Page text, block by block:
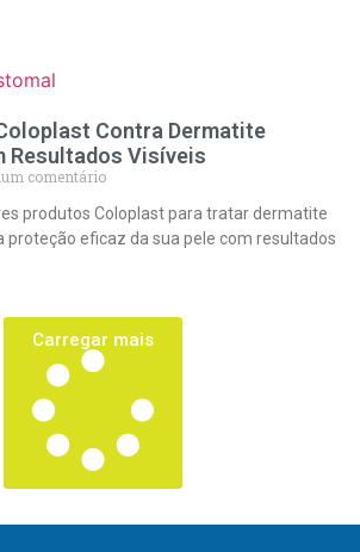
Contra Dermatite
Resultados Visíveis
comentário
produtos Coloplast para tratar dermatite
proteção eficaz da sua pele com resultados
Carregar mais